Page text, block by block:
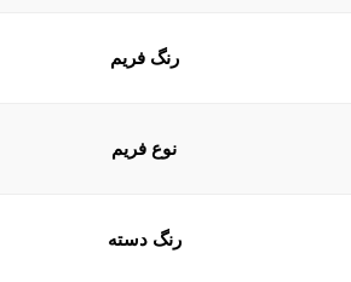
رنگ فریم
نوع فریم
رنگ دسته